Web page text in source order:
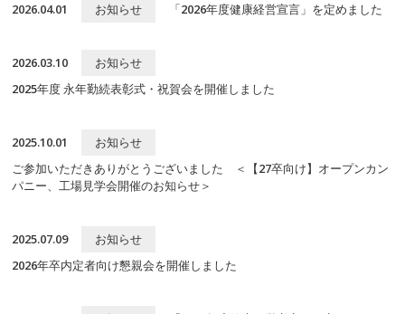
2026.04.01 お知らせ 「2026年度健康経営宣言」を定めました
2026.03.10
お知らせ
2025年度 永年勤続表彰式・祝賀会を開催しました
2025.10.01
お知らせ
ご参加いただきありがとうございました ＜【27卒向け】オープンカン
パニー、工場見学会開催のお知らせ＞
2025.07.09
お知らせ
2026年卒内定者向け懇親会を開催しました